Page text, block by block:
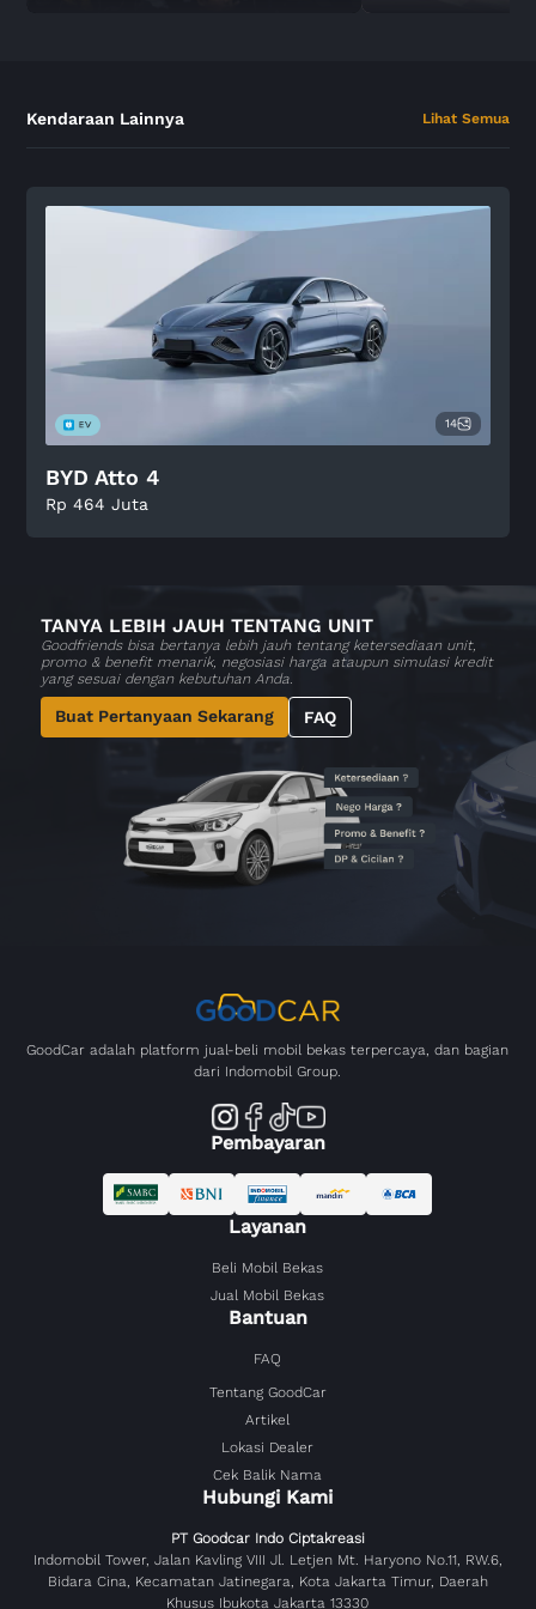
Kendaraan Lainnya Lihat Semua
14
BYD Atto 4
Rp 464 Juta
TANYA LEBIH JAUH TENTANG UNIT
Goodfriends bisa bertanya lebih jauh tentang ketersediaan unit,
promo & benefit menarik, negosiasi harga ataupun simulasi kredit
yang sesuai dengan kebutuhan Anda.
Buat Pertanyaan Sekarang FAQ
GoodCar adalah platform jual-beli mobil bekas terpercaya, dan bagian
dari Indomobil Group.
Pembayaran
Layanan
Beli Mobil Bekas
Jual Mobil Bekas
Bantuan
FAQ
Tentang GoodCar
Artikel
Lokasi Dealer
Cek Balik Nama
Hubungi Kami
PT Goodcar Indo Ciptakreasi
Indomobil Tower, Jalan Kavling VIII Jl. Letjen Mt. Haryono No.11, RW.6,
Bidara Cina, Kecamatan Jatinegara, Kota Jakarta Timur, Daerah
Khusus Ibukota Jakarta 13330